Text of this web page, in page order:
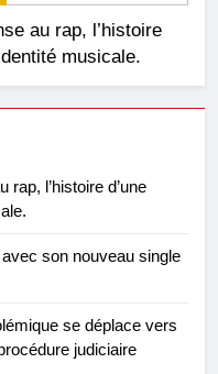
au rap, l’histoire
musicale.
l’histoire d’une
son nouveau single
se déplace vers
judiciaire